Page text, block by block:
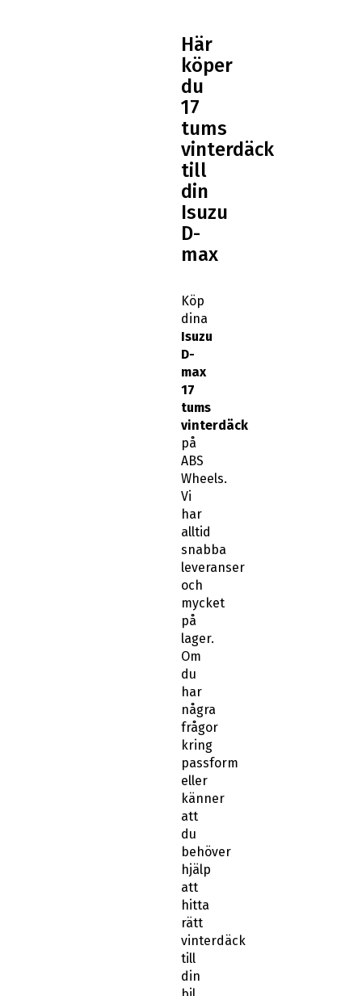
Här
köper
du
17
tums
vinterdäck
till
din
Isuzu
D-
max
Köp
dina
Isuzu
D-
max
17
tums
vinterdäck
på
ABS
Wheels.
Vi
har
alltid
snabba
leveranser
och
mycket
på
lager.
Om
du
har
några
frågor
kring
passform
eller
känner
att
du
behöver
hjälp
att
hitta
rätt
vinterdäck
till
din